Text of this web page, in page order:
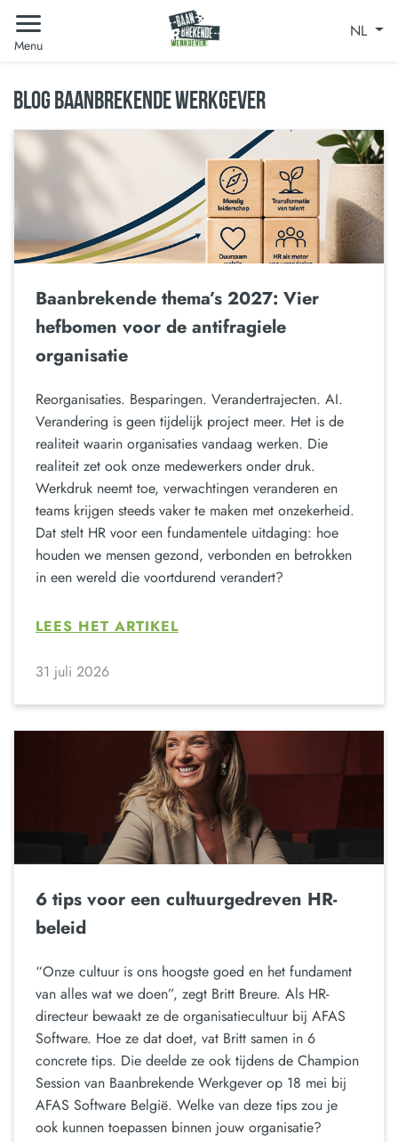
Menu
NL
BLOG BAANBREKENDE WERKGEVER
Baanbrekende thema’s 2027: Vier
hefbomen voor de antifragiele
organisatie
Reorganisaties. Besparingen. Verandertrajecten. AI.
Verandering is geen tijdelijk project meer. Het is de
realiteit waarin organisaties vandaag werken. Die
realiteit zet ook onze medewerkers onder druk.
Werkdruk neemt toe, verwachtingen veranderen en
teams krijgen steeds vaker te maken met onzekerheid.
Dat stelt HR voor een fundamentele uitdaging: hoe
houden we mensen gezond, verbonden en betrokken
in een wereld die voortdurend verandert?
LEES HET ARTIKEL
31 juli 2026
6 tips voor een cultuurgedreven HR-
beleid
“Onze cultuur is ons hoogste goed en het fundament
van alles wat we doen”, zegt Britt Breure. Als HR-
directeur bewaakt ze de organisatiecultuur bij AFAS
Software. Hoe ze dat doet, vat Britt samen in 6
concrete tips. Die deelde ze ook tijdens de Champion
Session van Baanbrekende Werkgever op 18 mei bij
AFAS Software België. Welke van deze tips zou je
ook kunnen toepassen binnen jouw organisatie?